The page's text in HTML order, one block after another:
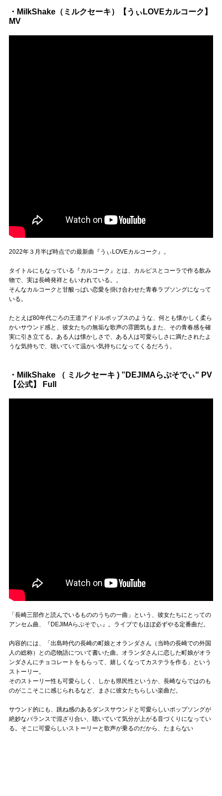
・MilkShake（ミルクセーキ）【うぃLOVEカルコーク】
MV
2022年３月半ば時点での最新曲『うぃLOVEカルコーク』。
タイトルにもなっている『カルコーク』とは、カルピスとコーラで作る飲み
物で、実は長崎発祥ともいわれている。。
そんなカルコークと甘酸っぱい恋愛を掛け合わせた青春ラブソングになって
いる。
たとえば80年代ごろの王道アイドルポップスのような、何とも懐かしく柔ら
かいサウンド感と、彼女たちの無垢な歌声の雰囲気もまた、その青春感を確
実に引き立てる。ある人は懐かしさで、ある人は可愛らしさに満たされたよ
うな気持ちで、聴いていて温かい気持ちになってくるだろう。
・MilkShake （ ミルクセーキ ) ”DEJIMAらぷそでぃ" PV
【公式】 Full
「長崎三部作と読んでいるもののうちの一曲」という、彼女たちにとっての
アンセム曲、『DEJIMAらぷそでぃ』。ライブでもほぼ必ずやる定番曲だ。
内容的には、「出島時代の長崎の町娘とオランダさん（当時の長崎での外国
人の総称）との恋物語について書いた曲。オランダさんに恋した町娘がオラ
ンダさんにチョコレートをもらって、嬉しくなってカステラを作る」という
ストーリー。
そのストーリー性も可愛らしく、しかも県民性というか、長崎ならではのも
のがここそこに感じられるなど、まさに彼女たちらしい楽曲だ。
サウンド的にも、跳ね感のあるダンスサウンドと可愛らしいポップソングが
絶妙なバランスで混ざり合い、聴いていて気分が上がる音づくりになってい
る。そこに可愛らしいストーリーと歌声が乗るのだから、たまらない